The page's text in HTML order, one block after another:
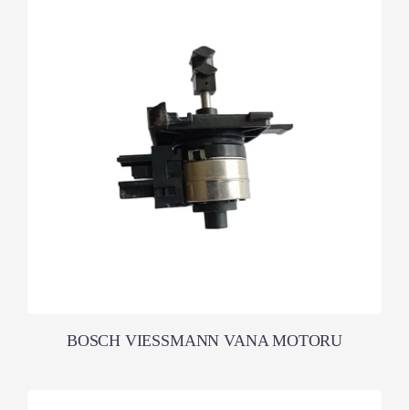
BOSCH VIESSMANN VANA MOTORU